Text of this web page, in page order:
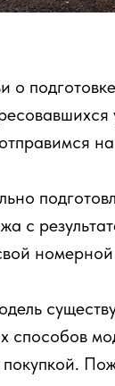
о
с
способов